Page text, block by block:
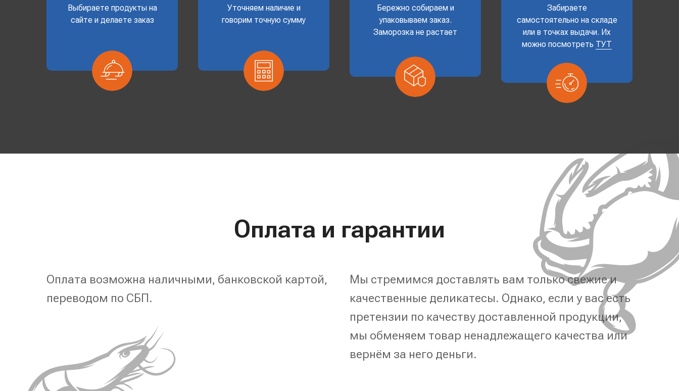
Выбираете продукты на
сайте и делаете заказ
Уточняем наличие и
говорим точную сумму
Бережно собираем и
упаковываем заказ.
Заморозка не растает
Забираете
самостоятельно на складе
или в точках выдачи. Их
можно посмотреть ТУТ
Оплата и гарантии
Оплата возможна наличными, банковской картой,
переводом по СБП.
Мы стремимся доставлять вам только свежие и
качественные деликатесы. Однако, если у вас есть
претензии по качеству доставленной продукции,
мы обменяем товар ненадлежащего качества или
вернём за него деньги.